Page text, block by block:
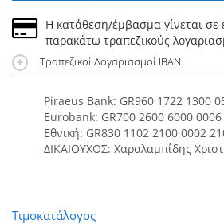
Η κατάθεση/έμβασμα γίνεται σε
παρακάτω τραπεζικούς
Τραπεζικοί Λογαριασμοί IBAN
Piraeus Bank: GR960 1722 1300
Eurobank: GR700 2600 6000
Εθνική: GR830 1102 2100 0002
ΔΙΚΑΙΟΥΧΟΣ: Χαραλαμπίδης
Τιμοκατάλογος